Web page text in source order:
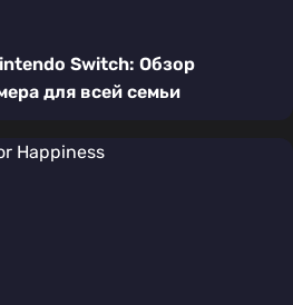
Switch: Обзор
для всей семьи